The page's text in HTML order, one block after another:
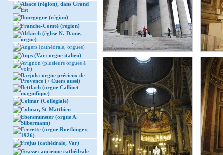
Alsace (région), dans Grand
Est
Bourgogne (région)
Franche-Comté (région)
Altkirch (église N.-Dame,
orgue)
Angers (cathédrale, orgues)
Aups (Var: orgue italien)
Avignon (plusieurs orgues à
voir)
Barjols: orgue précieux de
Provence (+ Cuers aussi)
Bettlach (orgue Callinet
magnifique)
Colmar (Collégiale)
Colmar, St-Matthieu
Ebersmunster (orgue A.
Silbermann)
Ferrette (orgue Roethinger,
1926)
Fréjus (cathédrale, Var)
Grasse: ancienne cathédrale